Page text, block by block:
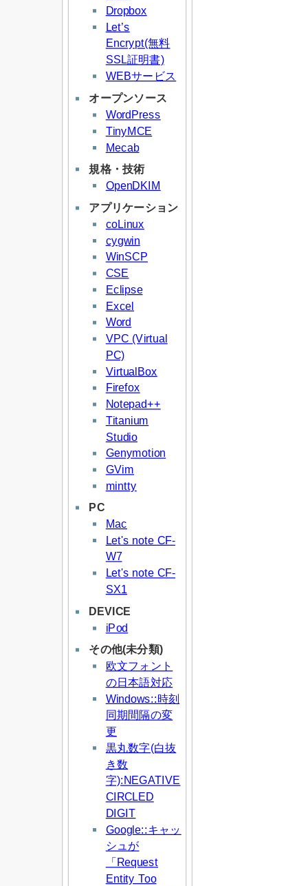
Dropbox
Let’s
Encrypt(無料
SSL証明書)
WEBサービス
オープンソース
WordPress
TinyMCE
Mecab
規格・技術
OpenDKIM
アプリケーション
coLinux
cygwin
WinSCP
CSE
Eclipse
Excel
Word
VPC (Virtual
PC)
VirtualBox
Firefox
Notepad++
Titanium
Studio
Genymotion
GVim
mintty
PC
Mac
Let's note CF-
W7
Let's note CF-
SX1
DEVICE
iPod
その他(未分類)
欧文フォント
の日本語対応
Windows::時刻
同期間隔の変
更
黒丸数字(白抜
き数
字):NEGATIVE
CIRCLED
DIGIT
Google::キャッ
シュが
「Request
Entity Too